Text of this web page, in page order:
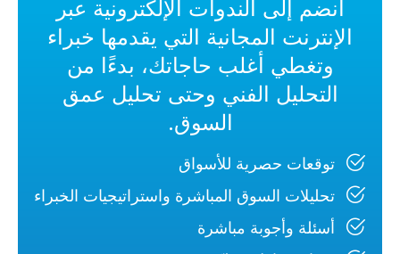
انضم إلى الندوات الإلكترونية عبر
الإنترنت المجانية التي يقدمها خبراء
وتغطي أغلب حاجاتك، بدءًا من
التحليل الفني وحتى تحليل عمق
السوق.
توقعات حصرية للأسواق
تحليلات السوق المباشرة واستراتيجيات الخبراء
أسئلة وأجوبة مباشرة